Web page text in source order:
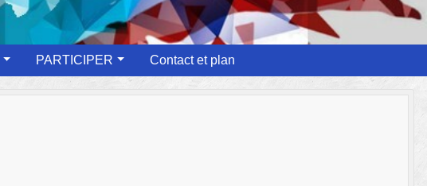
PARTICIPER Contact et plan